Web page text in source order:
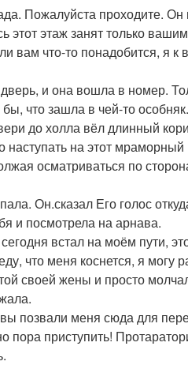
Пожалуйста проходите.
этот этаж занят только
вам что-то понадобится, я
и она вошла в номер.
что зашла в чей-то
до холла вёл длинный
наступать на этот
осматриваться по
Он.сказал Его голос
и посмотрела на арнава.
встал на моём пути,
что меня коснется, я могу
своей жены и просто
позвали меня сюда для
пора приступить!